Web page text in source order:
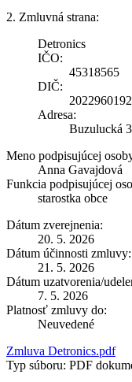
2. Zmluvná strana:
Detronics
IČO:
45318565
DIČ:
2022960192
Adresa:
Buzulucká
Meno podpisujúcej
Anna Gavajdová
Funkcia podpisujúcej
starostka obce
Dátum zverejnenia:
20. 5. 2026
Dátum účinnosti zmluvy:
21. 5. 2026
Dátum uzatvorenia/
7. 5. 2026
Platnosť zmluvy do:
Neuvedené
Zmluva Detronics.pdf
Typ súboru: PDF